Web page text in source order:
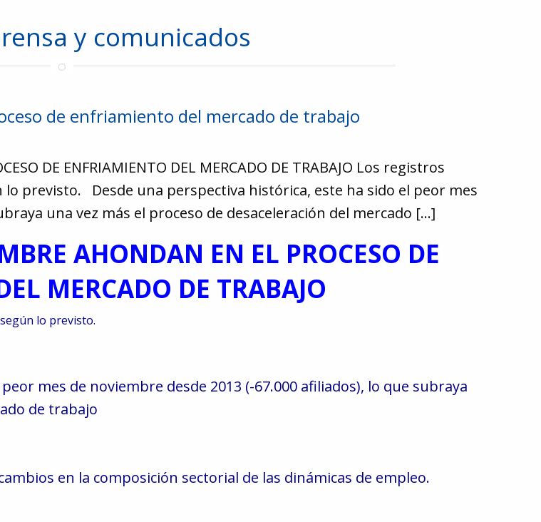
y comunicados
de enfriamiento del mercado de trabajo
DE ENFRIAMIENTO DEL MERCADO DE TRABAJO Los registros
previsto. Desde una perspectiva histórica, este ha sido el peor mes
una vez más el proceso de desaceleración del mercado […]
AHONDAN EN EL PROCESO DE
MERCADO DE TRABAJO
lo previsto.
mes de noviembre desde 2013 (-67.000 afiliados), lo que subraya
de trabajo
en la composición sectorial de las dinámicas de empleo.